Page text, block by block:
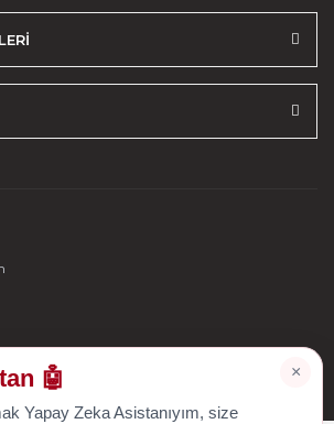
×
🤖
Yapay Zeka Asistanıyım, size